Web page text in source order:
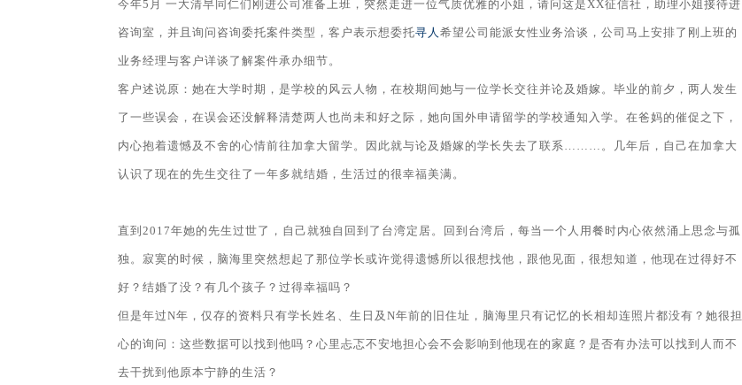
今年5月 一大清早同仁们刚进公司准备上班，突然走进一位气质优雅的小姐，请问这是XX征信社，助理小姐接待进
咨询室，并且询问咨询委托案件类型，客户表示想委托寻人 希望公司能派女性业务洽谈，公司马上安排了刚上班的
业务经理与客户详谈了解案件承办细节。
客户述说原：她在大学时期，是学校的风云人物，在校期间她与一位学长交往并论及婚嫁。毕业的前夕，两人发生
了一些误会，在误会还没解释清楚两人也尚未和好之际，她向国外申请留学的学校通知入学。在爸妈的催促之下，
内心抱着遗憾及不舍的心情前往加拿大留学。因此就与论及婚嫁的学长失去了联系………。几年后，自己在加拿大
认识了现在的先生交往了一年多就结婚，生活过的很幸福美满。
直到2017年她的先生过世了，自己就独自回到了台湾定居。回到台湾后，每当一个人用餐时内心依然涌上思念与孤
独。寂寞的时候，脑海里突然想起了那位学长或许觉得遗憾所以很想找他，跟他见面，很想知道，他现在过得好不
好？结婚了没？有几个孩子？过得幸福吗？
但是年过N年，仅存的资料只有学长姓名、生日及N年前的旧住址，脑海里只有记忆的长相却连照片都没有？她很担
心的询问：这些数据可以找到他吗？心里忐忑不安地担心会不会影响到他现在的家庭？是否有办法可以找到人而不
去干扰到他原本宁静的生活？